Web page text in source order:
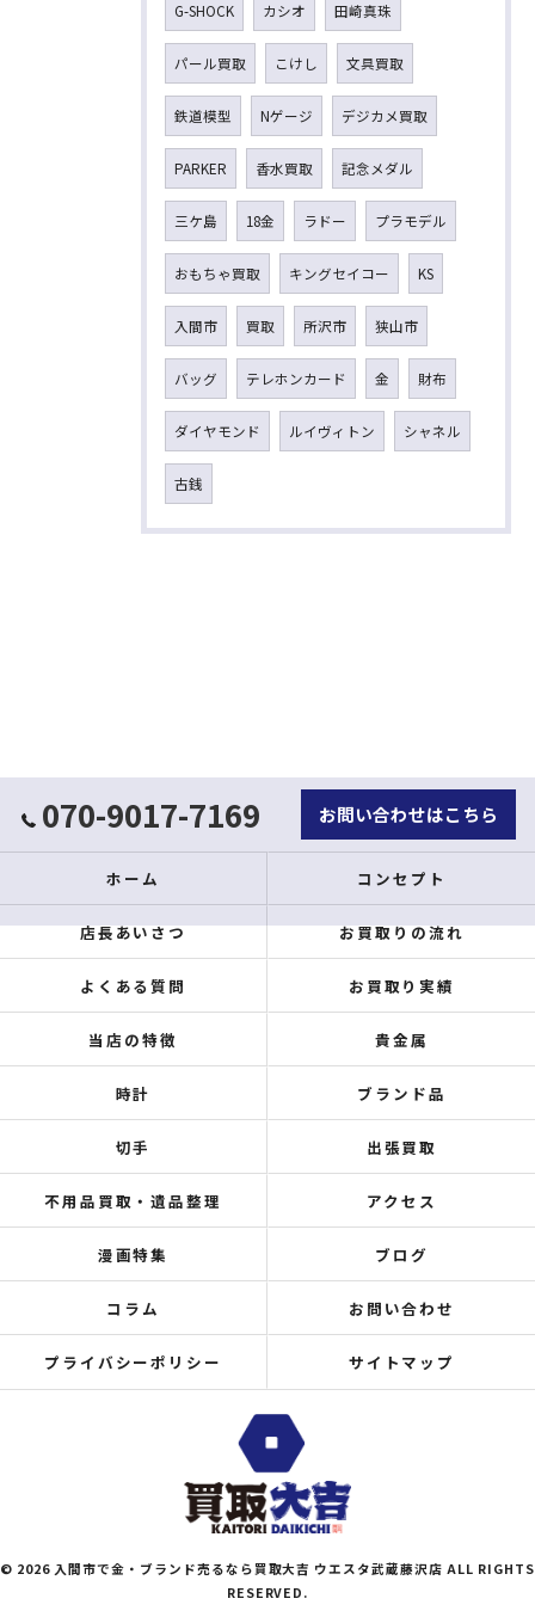
G-SHOCK カシオ 田崎真珠
パール買取 こけし 文具買取
鉄道模型 Nゲージ デジカメ買取
PARKER 香水買取 記念メダル
三ケ島 18金 ラドー プラモデル
おもちゃ買取 キングセイコー KS
入間市 買取 所沢市 狭山市
バッグ テレホンカード 金 財布
ダイヤモンド ルイヴィトン シャネル
古銭
070-9017-7169 お問い合わせはこちら
ホーム コンセプト
店長あいさつ お買取りの流れ
よくある質問 お買取り実績
当店の特徴 貴金属
時計 ブランド品
切手 出張買取
不用品買取・遺品整理 アクセス
漫画特集 ブログ
コラム お問い合わせ
プライバシーポリシー サイトマップ
© 2026 入間市で金・ブランド売るなら買取大吉 ウエスタ武蔵藤沢店 ALL RIGHTS
RESERVED.